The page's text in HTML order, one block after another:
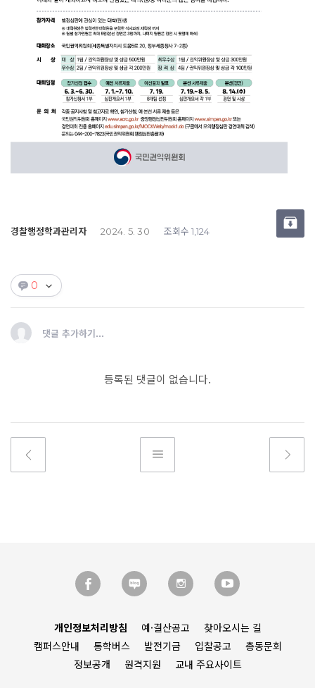
경찰행정학과관리자 2024. 5. 30 조회수 1,124
0
댓글 추가하기...
등록된 댓글이 없습니다.
개인정보처리방침 예·결산공고
찾아오시는 길
캠퍼스안내
통학버스 발전기금 입찰공고
총동문회
정보공개
원격지원 교내 주요사이트